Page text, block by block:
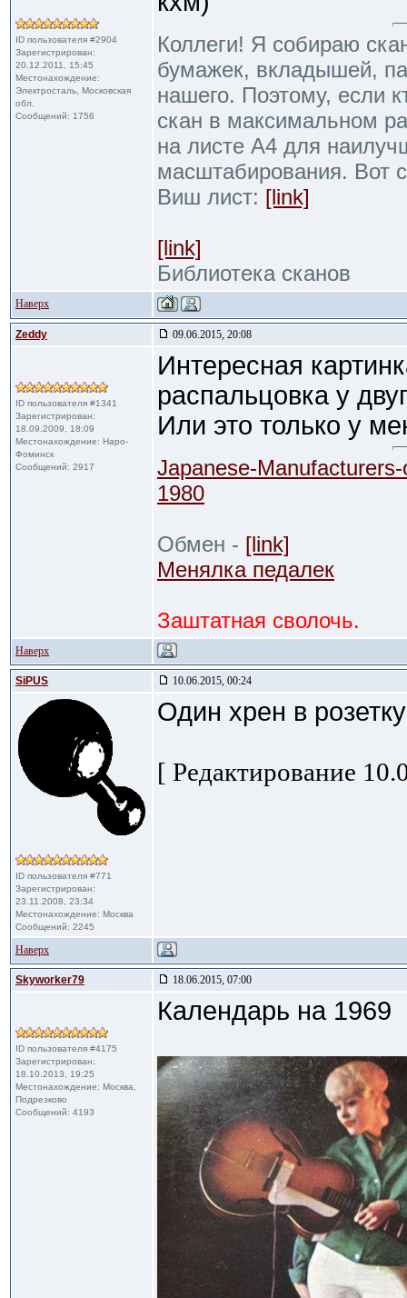
ID пользователя #2904
Зарегистрирован:
20.12.2011, 15:45
Местонахождение:
Электросталь, Московская
обл.
Сообщений: 1756
Коллеги! Я собираю
бумажек, вкладышей,
нашего. Поэтому, если
скан в максимальном
на листе А4 для
масштабирования. Вот
Виш лист: [link]
[link]
Библиотека сканов
Наверх
Zeddy 09.06.2015, 20:08
ID пользователя #1341
Зарегистрирован:
18.09.2009, 18:09
Местонахождение: Наро-
Фоминск
Сообщений: 2917
Интересная
распальцовка у
Или это только у
Japanese-
1980
Обмен - [link]
Менялка педалек
Заштатная сволочь.
Наверх
SiPUS 10.06.2015, 00:24
ID пользователя #771
Зарегистрирован:
23.11.2008, 23:34
Местонахождение: Москва
Сообщений: 2245
Один хрен в
[ Редактирование
Наверх
Skyworker79 18.06.2015, 07:00
ID пользователя #4175
Зарегистрирован:
18.10.2013, 19:25
Местонахождение: Москва,
Подрезково
Сообщений: 4193
Календарь на 1969